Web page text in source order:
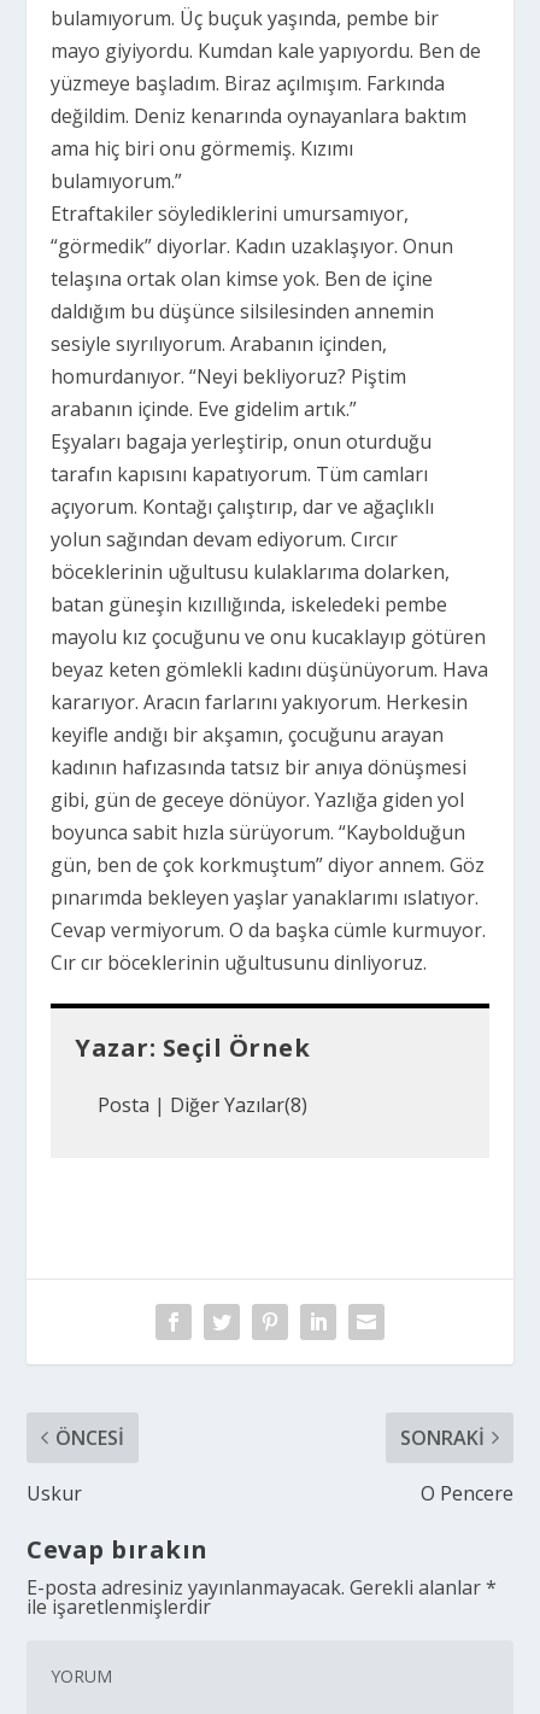
bulamıyorum. Üç buçuk yaşında, pembe bir
mayo giyiyordu. Kumdan kale yapıyordu. Ben de
yüzmeye başladım. Biraz açılmışım. Farkında
değildim. Deniz kenarında oynayanlara baktım
ama hiç biri onu görmemiş. Kızımı
bulamıyorum.”
Etraftakiler söylediklerini umursamıyor,
“görmedik” diyorlar. Kadın uzaklaşıyor. Onun
telaşına ortak olan kimse yok. Ben de içine
daldığım bu düşünce silsilesinden annemin
sesiyle sıyrılıyorum. Arabanın içinden,
homurdanıyor. “Neyi bekliyoruz? Piştim
arabanın içinde. Eve gidelim artık.”
Eşyaları bagaja yerleştirip, onun oturduğu
tarafın kapısını kapatıyorum. Tüm camları
açıyorum. Kontağı çalıştırıp, dar ve ağaçlıklı
yolun sağından devam ediyorum. Cırcır
böceklerinin uğultusu kulaklarıma dolarken,
batan güneşin kızıllığında, iskeledeki pembe
mayolu kız çocuğunu ve onu kucaklayıp götüren
beyaz keten gömlekli kadını düşünüyorum. Hava
kararıyor. Aracın farlarını yakıyorum. Herkesin
keyifle andığı bir akşamın, çocuğunu arayan
kadının hafızasında tatsız bir anıya dönüşmesi
gibi, gün de geceye dönüyor. Yazlığa giden yol
boyunca sabit hızla sürüyorum. “Kaybolduğun
gün, ben de çok korkmuştum” diyor annem. Göz
pınarımda bekleyen yaşlar yanaklarımı ıslatıyor.
Cevap vermiyorum. O da başka cümle kurmuyor.
Cır cır böceklerinin uğultusunu dinliyoruz.
Yazar: Seçil Örnek
Posta | Diğer Yazılar(8)
ÖNCESI
Uskur
SONRAKI
O Pencere
Cevap bırakın
E-posta adresiniz yayınlanmayacak. Gerekli alanlar*
ile işaretlenmişlerdir